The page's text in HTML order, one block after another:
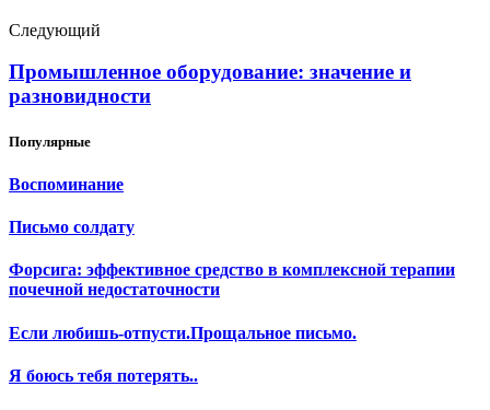
Следующий
Промышленное оборудование: значение и
разновидности
Популярные
Воспоминание
Письмо солдату
Форсига: эффективное средство в комплексной терапии
почечной недостаточности
Если любишь-отпусти.Прощальное письмо.
Я боюсь тебя потерять..